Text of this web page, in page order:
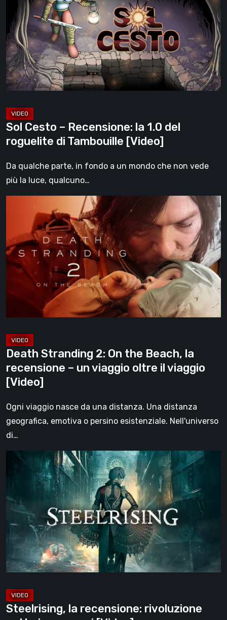
Recensione:
la
1.0
del
roguelite
di
[Video]
Sol Cesto – Recensione: la 1.0 del
roguelite di Tambouille [Video]
Da qualche parte, in fondo a un mondo che non vede
più la luce, qualcuno…
Stranding
On
the
Beach,
recensione
–
viaggio
oltre
il
viaggio
Death Stranding 2: On the Beach, la
recensione – un viaggio oltre il viaggio
[Video]
Ogni viaggio nasce da una distanza. Una distanza
geografica, emotiva o persino esistenziale. Nell'universo
di…
Steelrising,
recensione:
rivoluzione
sotto
ingranaggi
[Video]
Steelrising, la recensione: rivoluzione